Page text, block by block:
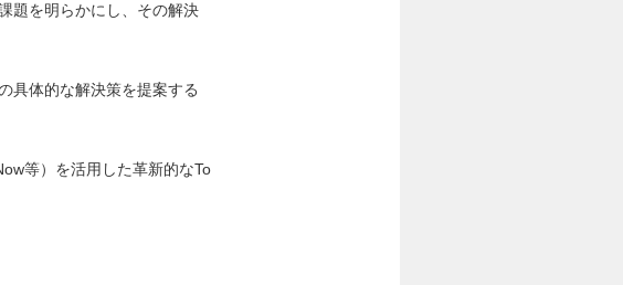
題を明らかにし、その解決
具体的な解決策を提案する
等）を活用した革新的なTo